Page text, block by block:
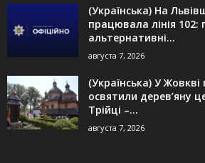
(Українська) На
працювала лінія 102:
альтернативні...
августа 7, 2026
(Українська) У Жовкві
освятили дерев’яну
Трійці –...
августа 7, 2026